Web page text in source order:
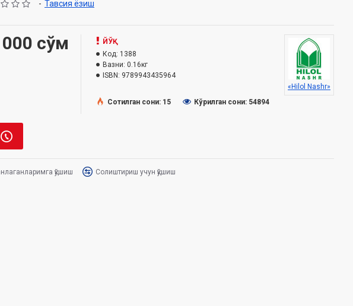
- Тавсия ёзиш
сўм
ЙЎҚ
Код: 1388
Вазни: 0.16кг
ISBN: 9789943435964
«Hilol Nashr»
Сотилган сони: 15
Кўрилган сони: 54894
қўшиш Солиштириш учун қўшиш